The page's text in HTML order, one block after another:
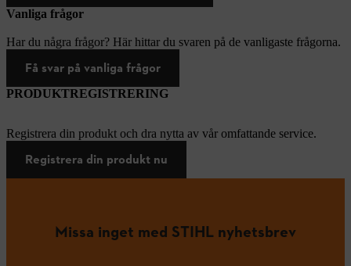
Vanliga frågor
Har du några frågor? Här hittar du svaren på de vanligaste frågorna.
Få svar på vanliga frågor
PRODUKTREGISTRERING
Registrera din produkt och dra nytta av vår omfattande service.
Registrera din produkt nu
Missa inget med STIHL nyhetsbrev